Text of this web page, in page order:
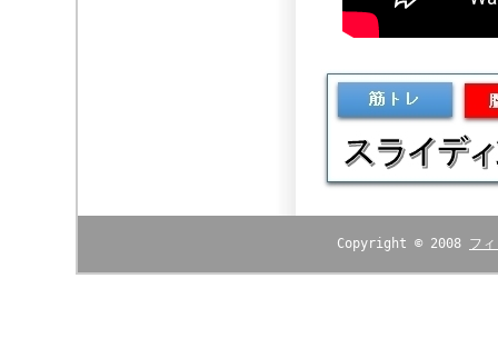
Copyright © 2008 フ